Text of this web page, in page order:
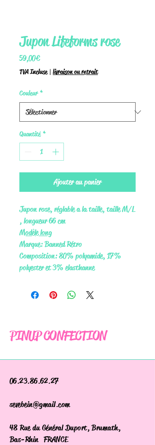
Jupon Lifeforms rose
59,00 €Prix
TVA Incluse| livraison ou retrait
Couleur *
Quantité *
Ajouter au panier
Jupon rose, réglable a la taille, taille M/L
, longueur 66 cm
Modèle long
Marque: Banned Rétro
Composition: 80% polyamide, 17%
polyester et 3% elasthanne
PINUP CONFECTION
06.23.86.62.27
sevebein@gmail.com
48 Rue du Général Duport, Brumath,
Bas-Rhin FRANCE